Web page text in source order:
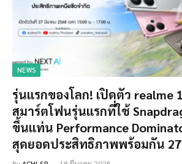
NEWS
รุ่นแรกของโลก! เปิดตัว realme
สมาร์ตโฟนรุ่นแรกที่ใช้
ขึ้นแท่น Performance
สุดยอดประสิทธิภาพพร้อมกัน